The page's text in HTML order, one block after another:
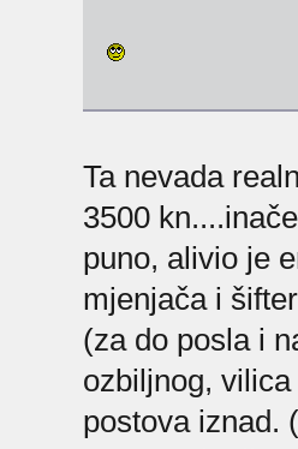
Ta nevada
3500
puno, alivio je
mjenjača i
(za do posla i
ozbiljnog,
postova iznad.